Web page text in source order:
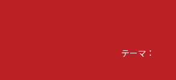
テーマ：